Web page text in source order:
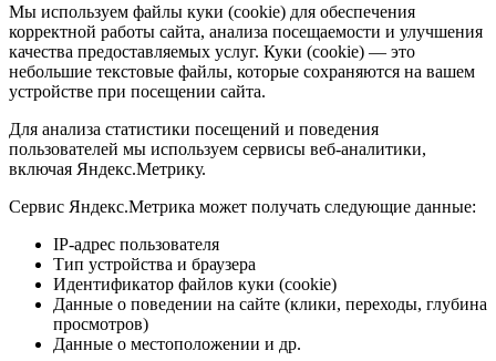
Мы используем файлы куки (cookie) для обеспечения
корректной работы сайта, анализа посещаемости и улучшения
качества предоставляемых услуг. Куки (cookie) — это
небольшие текстовые файлы, которые сохраняются на вашем
устройстве при посещении сайта.
Для анализа статистики посещений и поведения
пользователей мы используем сервисы веб-аналитики,
включая Яндекс.Метрику.
Сервис Яндекс.Метрика может получать следующие данные:
IP-адрес пользователя
Тип устройства и браузера
Идентификатор файлов куки (cookie)
Данные о поведении на сайте (клики, переходы, глубина
просмотров)
Данные о местоположении и др.